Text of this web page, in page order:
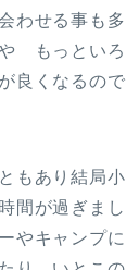
わせる事も
もっといろ
良くなるの
もあり結局
間が過ぎま
やキャンプ